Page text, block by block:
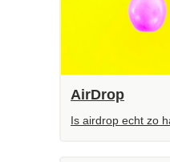
AirDrop
Is airdrop echt zo